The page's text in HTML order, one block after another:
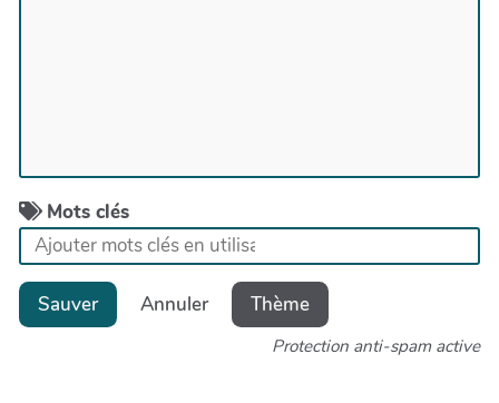
Mots clés
Sauver Annuler Thème
Protection anti-spam active